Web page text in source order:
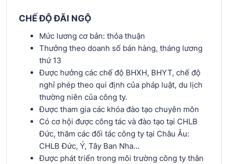
CHẾ ĐỘ ĐÃI NGỘ
Mức lương cơ bản: thỏa thuận
Thưởng theo doanh số bán hàng, tháng lương
thứ 13
Được hưởng các chế độ BHXH, BHYT, chế độ
nghỉ phép theo qui định của pháp luật, du lịch
thường niên của công ty.
Được tham gia các khóa đào tạo chuyên môn
Có cơ hội được công tác và đào tạo tại CHLB
Đức, thăm các đối tác công ty tại Châu Âu:
CHLB Đức, Ý, Tây Ban Nha…
Được phát triển trong môi trường công ty thân